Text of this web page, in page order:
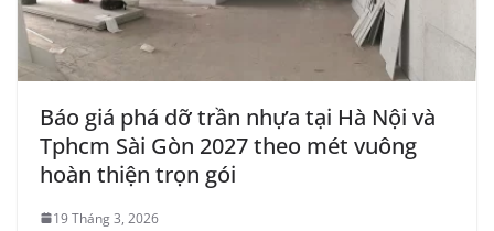
Báo giá phá dỡ trần nhựa tại Hà Nội và
Tphcm Sài Gòn 2027 theo mét vuông
hoàn thiện trọn gói
19 Tháng 3, 2026